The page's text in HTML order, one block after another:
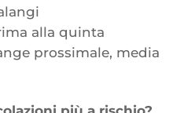
alla quinta
prossimale, media